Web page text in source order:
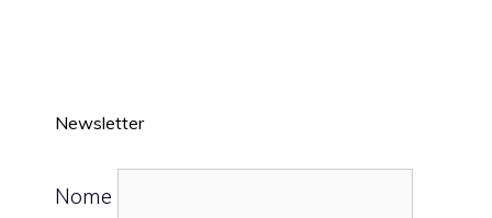
Newsletter
Nome